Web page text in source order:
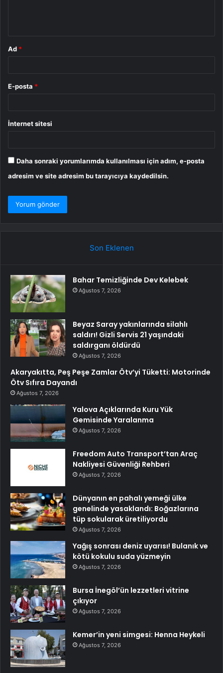
Ad *
E-posta *
İnternet sitesi
Daha sonraki yorumlarımda kullanılması için adım, e-posta
adresim ve site adresim bu tarayıcıya kaydedilsin.
Son Eklenen
Bahar Temizliğinde Dev Kelebek
Ağustos 7, 2026
Beyaz Saray yakınlarında silahlı
saldırı! Gizli Servis 21 yaşındaki
saldırganı öldürdü
Ağustos 7, 2026
Akaryakıtta, Peş Peşe Zamlar Ötv’yi Tüketti: Motorinde
Ötv Sıfıra Dayandı
Ağustos 7, 2026
Yalova Açıklarında Kuru Yük
Gemisinde Yaralanma
Ağustos 7, 2026
Freedom Auto Transport’tan Araç
Nakliyesi Güvenliği Rehberi
Ağustos 7, 2026
Dünyanın en pahalı yemeği ülke
genelinde yasaklandı: Boğazlarına
tüp sokularak üretiliyordu
Ağustos 7, 2026
Yağış sonrası deniz uyarısı! Bulanık ve
kötü kokulu suda yüzmeyin
Ağustos 7, 2026
Bursa İnegöl’ün lezzetleri vitrine
çıkıyor
Ağustos 7, 2026
Kemer’in yeni simgesi: Henna Heykeli
Ağustos 7, 2026